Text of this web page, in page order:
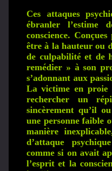
Ces attaques
ébranler l’estime
conscience.
être à la hauteur ou
de culpabilité et de
remédier » à son
s’adonnant aux
La victime en proie
rechercher un
sincèrement qu’il
une personne faible
manière
d’attaque
comme si on avait
l’esprit et la